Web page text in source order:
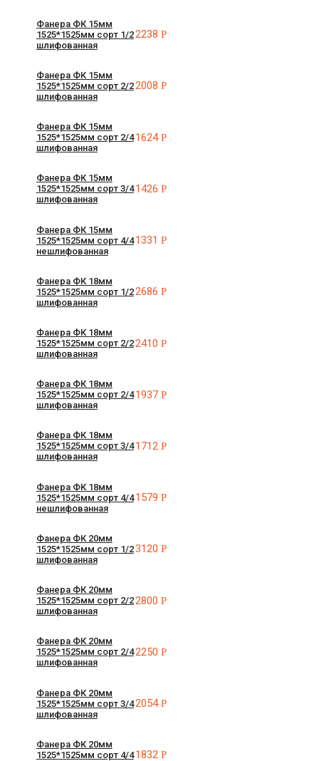
Фанера ФК 15мм
1525*1525мм сорт 1/2
шлифованная
2238Р
Фанера ФК 15мм
1525*1525мм сорт 2/2
шлифованная
2008Р
Фанера ФК 15мм
1525*1525мм сорт 2/4
шлифованная
1624Р
Фанера ФК 15мм
1525*1525мм сорт 3/4
шлифованная
1426Р
Фанера ФК 15мм
1525*1525мм сорт 4/4
нешлифованная
1331Р
Фанера ФК 18мм
1525*1525мм сорт 1/2
шлифованная
2686Р
Фанера ФК 18мм
1525*1525мм сорт 2/2
шлифованная
2410Р
Фанера ФК 18мм
1525*1525мм сорт 2/4
шлифованная
1937Р
Фанера ФК 18мм
1525*1525мм сорт 3/4
шлифованная
1712Р
Фанера ФК 18мм
1525*1525мм сорт 4/4
нешлифованная
1579Р
Фанера ФК 20мм
1525*1525мм сорт 1/2
шлифованная
3120Р
Фанера ФК 20мм
1525*1525мм сорт 2/2
шлифованная
2800Р
Фанера ФК 20мм
1525*1525мм сорт 2/4
шлифованная
2250Р
Фанера ФК 20мм
1525*1525мм сорт 3/4
шлифованная
2054Р
Фанера ФК 20мм
1525*1525мм сорт 4/4 1832Р